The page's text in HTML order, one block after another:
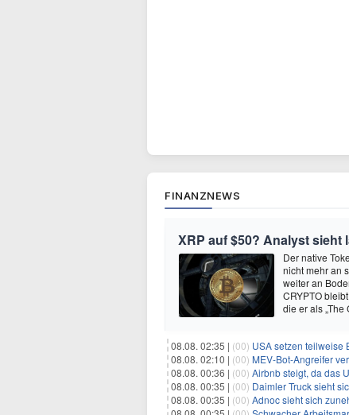
FINANZNEWS
XRP auf $50? Analyst
Der native
nicht mehr an
weiter an
CRYPTO
die er als „The
08.08. 02:35 | (00) USA setzen teilweise
08.08. 02:10 | (00) MEV-Bot-Angreifer
08.08. 00:36 | (00) Airbnb steigt, da das
08.08. 00:35 | (00) Daimler Truck sieht sich einer
08.08. 00:35 | (00) Adnoc sieht sich